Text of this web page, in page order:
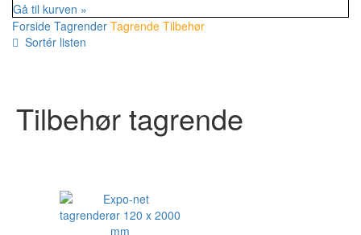
Gå til kurven »
Forside Tagrender Tagrende Tilbehør
Sortér listen
Tilbehør tagrende